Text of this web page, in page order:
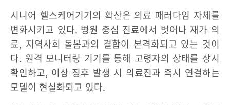
시니어 헬스케어기기의 확산은 의료 패러다임 자체를
변화시키고 있다. 병원 중심 진료에서 벗어나 재가 의
료, 지역사회 돌봄과의 결합이 본격화되고 있는 것이
다. 원격 모니터링 기기를 통해 고령자의 상태를 상시
확인하고, 이상 징후 발생 시 의료진과 즉시 연결하는
모델이 현실화되고 있다.